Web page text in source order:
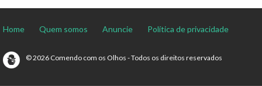
Home Quem somos Anuncie Política de privacidade
© 2026 Comendo com os Olhos - Todos os direitos reservados